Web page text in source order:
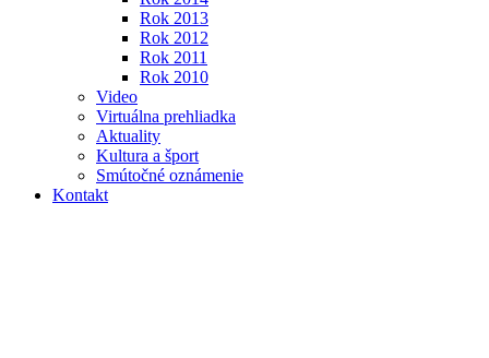
Rok 2013
Rok 2012
Rok 2011
Rok 2010
Video
Virtuálna prehliadka
Aktuality
Kultura a šport
Smútočné oznámenie
Kontakt